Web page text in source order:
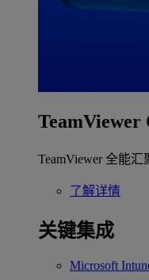
TeamViewer
TeamViewer 全能
了解详情
关键集成
Microsoft